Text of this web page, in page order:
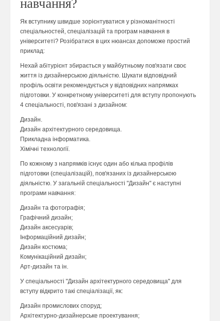
навчання?
Як вступнику швидше зорієнтуватися у різноманітності
спеціальностей, спеціалізацій та програм навчання в
університеті? Розібратися в цих нюансах допоможе простий
приклад:
Нехай абітурієнт збирається у майбутньому пов'язати своє
життя із дизайнерською діяльністю. Шукати відповідний
профіль освіти рекомендується у відповідних напрямках
підготовки. У конкретному університеті для вступу пропонують
4 спеціальності, пов'язані з дизайном:
Дизайн.
Дизайн архітектурного середовища.
Прикладна інформатика.
Хімічні технології.
По кожному з напрямків існує один або кілька профілів
підготовки (спеціалізацій), пов'язаних із дизайнерською
діяльністю. У загальній спеціальності "Дизайн" є наступні
програми навчання:
Дизайн та фотографія;
Графічний дизайн;
Дизайн аксесуарів;
Інформаційний дизайн;
Дизайн костюма;
Комунікаційний дизайн;
Арт-дизайн та ін.
У спеціальності "Дизайн архітектурного середовища" для
вступу відкрито такі спеціалізації, як:
Дизайн промислових споруд;
Архітектурно-дизайнерське проектування;